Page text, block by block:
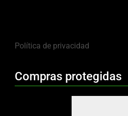
Política de privacidad
Compras protegidas